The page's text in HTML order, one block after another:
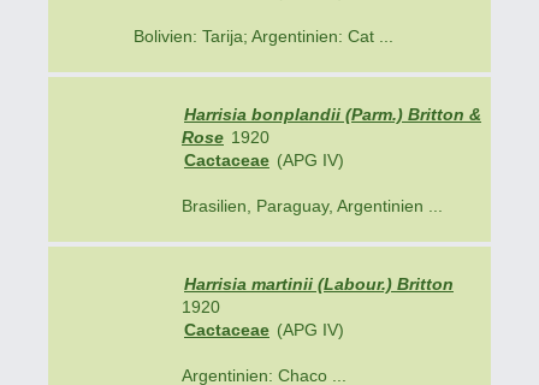
Bolivien: Tarija; Argentinien: Cat ...
Harrisia bonplandii (Parm.) Britton &
Rose 1920
Cactaceae (APG IV)
Brasilien, Paraguay, Argentinien ...
Harrisia martinii (Labour.) Britton
1920
Cactaceae (APG IV)
Argentinien: Chaco ...